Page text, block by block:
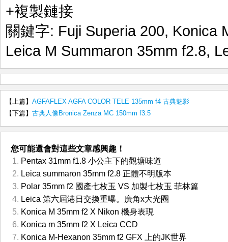
+複製鏈接
關鍵字: Fuji Superia 200, Konica
Leica M Summaron 35mm f2.8,
【上篇】 AGFAFLEX AGFA COLOR TELE 135mm f4 古典魅影
【下篇】 古典人像Bronica Zenza MC 150mm f3.5
您可能還會對這些文章感興趣！
Pentax 31mm f1.8 小公主下的觀塘味道
Leica summaron 35mm f2.8 正體不明版本
Polar 35mm f2 國產七枚玉 VS 加製七枚玉 菲林篇
Leica 第六屆港日交換重曝。廣角x大光圈
Konica M 35mm f2 X Nikon 機身表現
Konica m 35mm f2 X Leica CCD
Konica M-Hexanon 35mm f2 GFX 上的JK世界